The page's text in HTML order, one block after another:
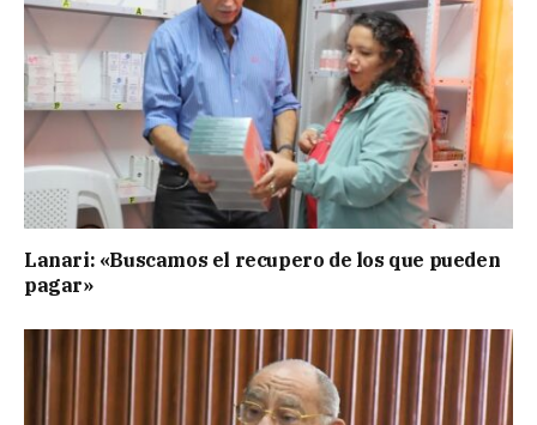
Lanari: «Buscamos el recupero de los que pueden
pagar»